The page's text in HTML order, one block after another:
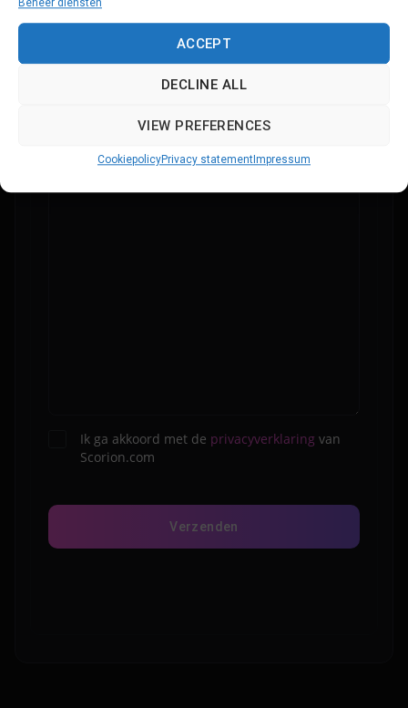
Beheer diensten
ACCEPT
DECLINE ALL
VIEW PREFERENCES
CookiepolicyPrivacy statement Impressum
UPLOAD JOUW CV
Instemming
Ik ga akkoord met de privacyverklaring van
Scorion.com